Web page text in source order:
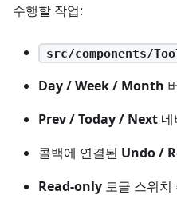
수행할 작업:
src/components/
Day / Week / Month
Prev / Today / Next
콜백에 연결된 Undo /
Read-only 토글 스위치